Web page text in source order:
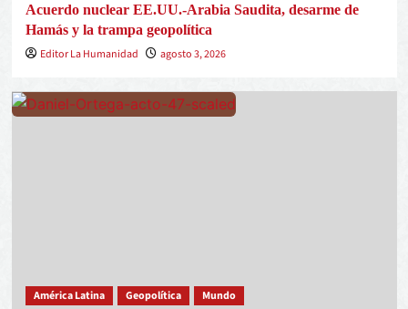
Acuerdo nuclear EE.UU.-Arabia Saudita, desarme de
Hamás y la trampa geopolítica
Editor La Humanidad
agosto 3, 2026
América Latina Geopolítica Mundo